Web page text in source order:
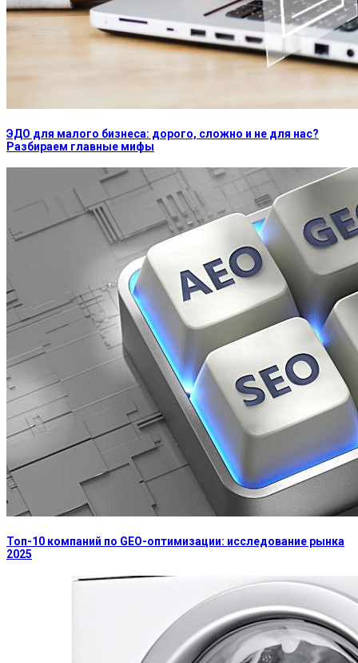
ЭДО для малого бизнеса: дорого, сложно и не для нас?
Разбираем главные мифы
Топ-10 компаний по GEO-оптимизации: исследование рынка
2025